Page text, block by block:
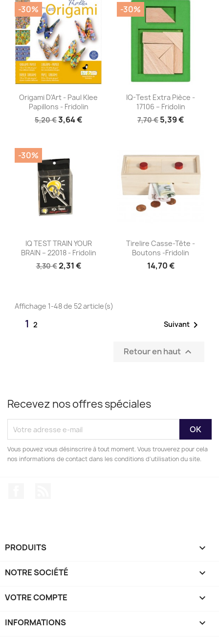
Aperçu rapide
Origami D'Art - Paul Klee
Papillons - Fridolin
5,20 €3,64 €
-30%
Aperçu rapide
IQ-Test Extra Pièce -
17106 – Fridolin
7,70 € 5,39 €
-30%
Aperçu rapide
IQ TEST TRAIN YOUR
BRAIN – 22018 - Fridolin
3,30 €2,31 €
-30%
Aperçu rapide
Tirelire Casse-Tête -
Boutons -Fridolin
14,70 €
Affichage 1-48 de 52 article(s)
1 2 Suivant 
Retour en haut 
Recevez nos offres spéciales
Vous pouvez vous désinscrire à tout moment. Vous trouverez pour cela
nos informations de contact dans les conditions d'utilisation du site.
PRODUITS 
NOTRE SOCIÉTÉ 
VOTRE COMPTE 
INFORMATIONS keyboard_arrow_down